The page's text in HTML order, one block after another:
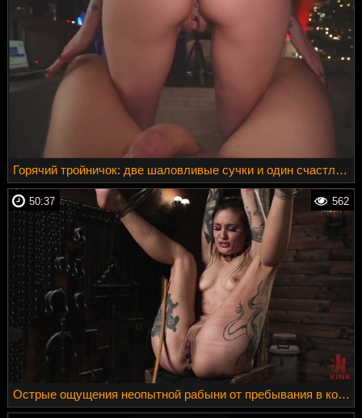
Горячий тройничок: две шаловливые сучки и один счастливый хуй в центре внимания
562
50:37
Острые ощущения неопытной рабыни от пребывания в комнате пыток